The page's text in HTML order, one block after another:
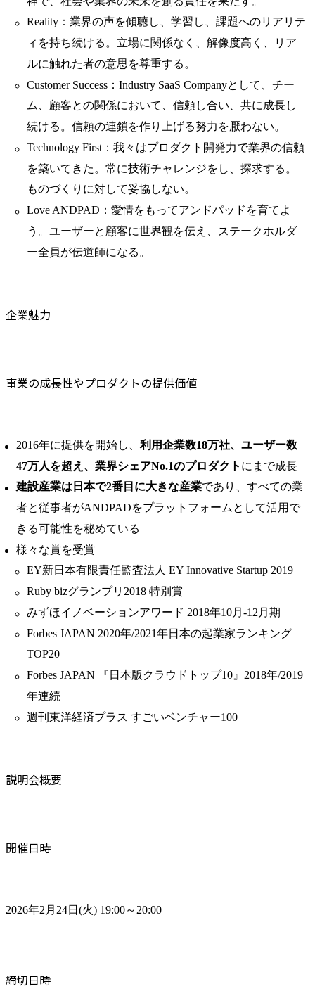
Reality：業界の声を傾聴し、学習し、課題へのリアリテ
ィを持ち続ける。立場に関係なく、解像度高く、リア
ルに触れた者の意思を尊重する。
Customer Success：Industry SaaS Companyとして、チー
ム、顧客との関係において、信頼し合い、共に成長し
続ける。信頼の連鎖を作り上げる努力を厭わない。
Technology First：我々はプロダクト開発力で業界の信頼
を築いてきた。常に技術チャレンジをし、探求する。
ものづくりに対して妥協しない。
Love ANDPAD：愛情をもってアンドパッドを育てよ
う。ユーザーと顧客に世界観を伝え、ステークホルダ
ー全員が伝道師になる。
企業魅力
事業の成長性やプロダクトの提供価値
2016年に提供を開始し、 利用企業数18万社、ユーザー数
47万人を超え、業界シェアNo.1のプロダクト にまで成長
建設産業は日本で2番目に大きな産業であり、すべての業
者と従事者がANDPADをプラットフォームとして活用で
きる可能性を秘めている
様々な賞を受賞
EY新日本有限責任監査法人 EY Innovative Startup 2019
Ruby bizグランプリ2018 特別賞
みずほイノベーションアワード 2018年10月-12月期
Forbes JAPAN 2020年/2021年日本の起業家ランキング
TOP20
Forbes JAPAN 『日本版クラウドトップ10』2018年/2019
年連続
週刊東洋経済プラス すごいベンチャー100
説明会概要
開催日時
2026年2月24日(火) 19:00～20:00
締切日時